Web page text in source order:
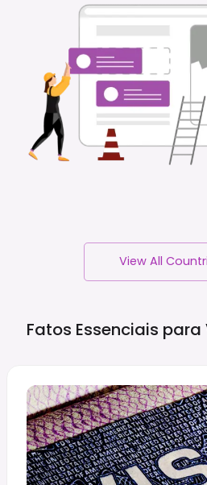
View All
Fatos Essenciais